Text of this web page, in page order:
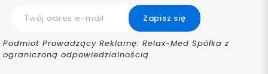
Podmiot Prowadzący Reklamę: Relax-Med Spółka z
ograniczoną odpowiedzialnością